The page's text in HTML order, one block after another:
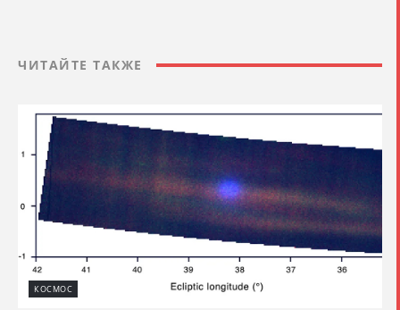
ЧИТАЙТЕ ТАКЖЕ
КОСМОС